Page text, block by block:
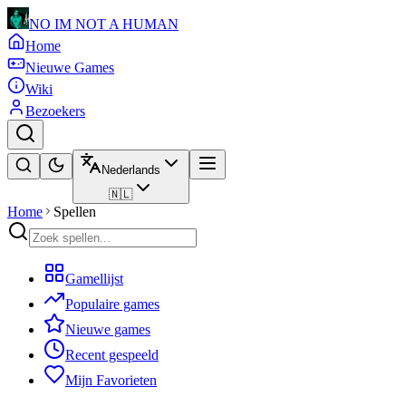
NO IM NOT A HUMAN
Home
Nieuwe Games
Wiki
Bezoekers
Nederlands
🇳🇱
Home Spellen
Gamellijst
Populaire games
Nieuwe games
Recent gespeeld
Mijn Favorieten